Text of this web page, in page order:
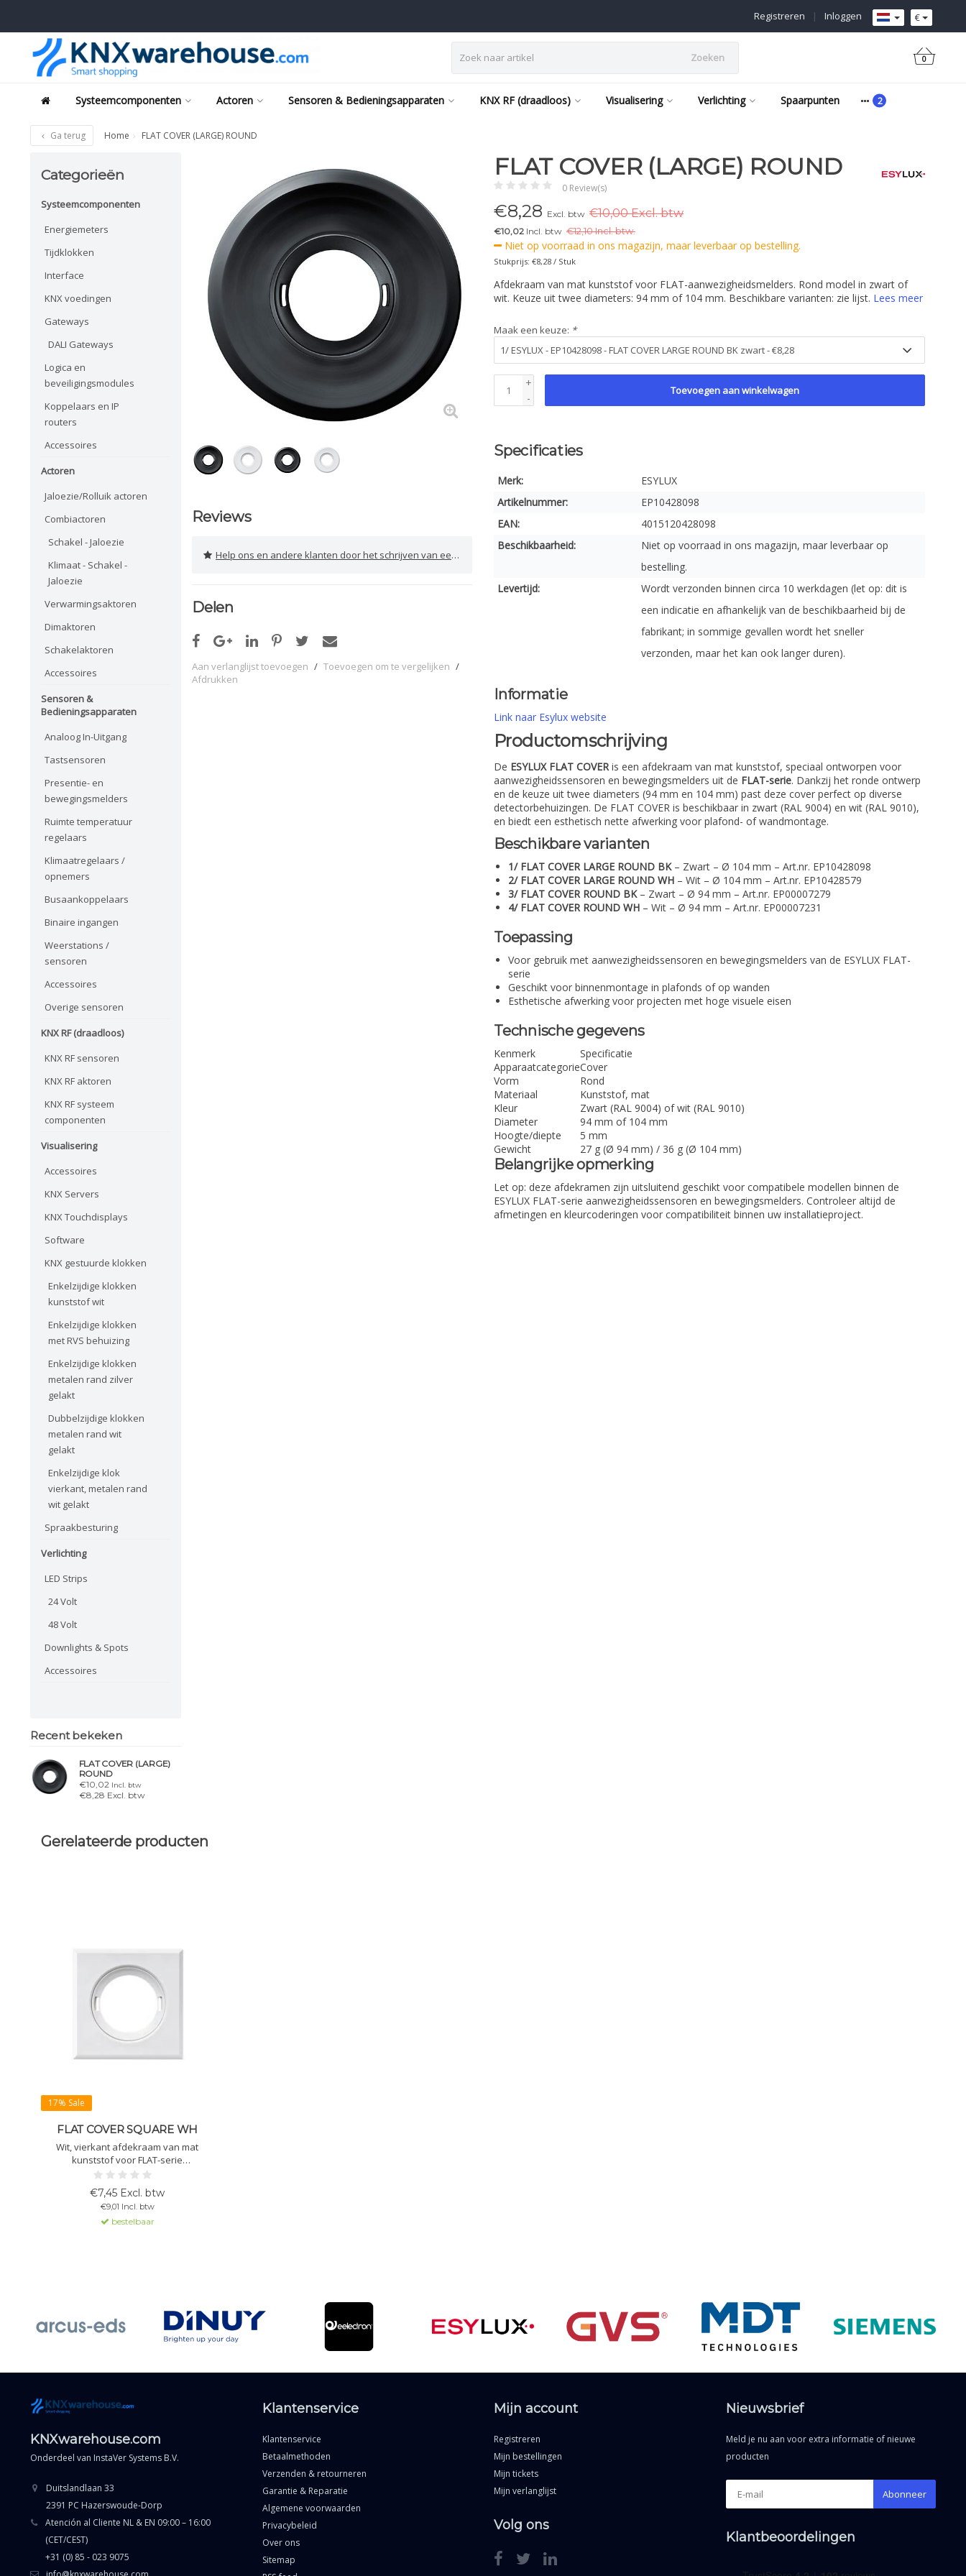
€
Inloggen
|
Registreren
Zoeken 0
Systeemcomponenten Actoren Sensoren & Bedieningsapparaten KNX RF (draadloos) Visualisering Verlichting Spaarpunten
Ga terug Home FLAT COVER (LARGE) ROUND
Categorieën
Systeemcomponenten
Energiemeters
Tijdklokken
Interface
KNX voedingen
Gateways
DALI Gateways
Logica en
beveiligingsmodules
Koppelaars en IP
routers
Accessoires
Actoren
Jaloezie/Rolluik actoren
Combiactoren
Schakel - Jaloezie
Klimaat - Schakel -
Jaloezie
Verwarmingsaktoren
Dimaktoren
Schakelaktoren
Accessoires
Sensoren &
Bedieningsapparaten
Analoog In-Uitgang
Tastsensoren
Presentie- en
bewegingsmelders
Ruimte temperatuur
regelaars
Klimaatregelaars /
opnemers
Busaankoppelaars
Binaire ingangen
Weerstations /
sensoren
Accessoires
Overige sensoren
KNX RF (draadloos)
KNX RF sensoren
KNX RF aktoren
KNX RF systeem
componenten
Visualisering
Accessoires
KNX Servers
KNX Touchdisplays
Software
KNX gestuurde klokken
Enkelzijdige klokken
kunststof wit
Enkelzijdige klokken
met RVS behuizing
Enkelzijdige klokken
metalen rand zilver
gelakt
Dubbelzijdige klokken
metalen rand wit
gelakt
Enkelzijdige klok
vierkant, metalen rand
wit gelakt
Spraakbesturing
Verlichting
LED Strips
24 Volt
48 Volt
Downlights & Spots
Accessoires
Recent bekeken
FLAT COVER (LARGE)
ROUND
€10,02 Incl. btw
€8,28 Excl. btw
Reviews
Help ons en andere klanten door het schrijven van een review
Delen
Aan verlanglijst toevoegen / Toevoegen om te vergelijken /
Afdrukken
FLAT COVER (LARGE) ROUND
0 Review(s)
€8,28 Excl. btw €10,00 Excl. btw
€10,02 Incl. btw €12,10 Incl. btw.
Niet op voorraad in ons magazijn, maar leverbaar op bestelling.
Stukprijs: €8,28 / Stuk
Afdekraam van mat kunststof voor FLAT-aanwezigheidsmelders. Rond model in zwart of
wit. Keuze uit twee diameters: 94 mm of 104 mm. Beschikbare varianten: zie lijst. Lees meer
Maak een keuze: *
+
-
Toevoegen aan winkelwagen
Specificaties
Merk:
ESYLUX
Artikelnummer:
EP10428098
EAN:
4015120428098
Beschikbaarheid:
Niet op voorraad in ons magazijn, maar leverbaar op
bestelling.
Levertijd:
Wordt verzonden binnen circa 10 werkdagen (let op: dit is
een indicatie en afhankelijk van de beschikbaarheid bij de
fabrikant; in sommige gevallen wordt het sneller
verzonden, maar het kan ook langer duren).
Informatie
Link naar Esylux website
Productomschrijving
De ESYLUX FLAT COVERis een afdekraam van mat kunststof, speciaal ontworpen voor
aanwezigheidssensoren en bewegingsmelders uit de FLAT-serie. Dankzij het ronde ontwerp
en de keuze uit twee diameters (94 mm en 104 mm) past deze cover perfect op diverse
detectorbehuizingen. De FLAT COVER is beschikbaar in zwart (RAL 9004) en wit (RAL 9010),
en biedt een esthetisch nette afwerking voor plafond- of wandmontage.
Beschikbare varianten
1/ FLAT COVER LARGE ROUND BK– Zwart – Ø 104 mm – Art.nr. EP10428098
2/ FLAT COVER LARGE ROUND WH – Wit – Ø 104 mm – Art.nr. EP10428579
3/ FLAT COVER ROUND BK– Zwart – Ø 94 mm – Art.nr. EP00007279
4/ FLAT COVER ROUND WH – Wit – Ø 94 mm – Art.nr. EP00007231
Toepassing
Voor gebruik met aanwezigheidssensoren en bewegingsmelders van de ESYLUX FLAT-
serie
Geschikt voor binnenmontage in plafonds of op wanden
Esthetische afwerking voor projecten met hoge visuele eisen
Technische gegevens
Kenmerk
Specificatie
ApparaatcategorieCover
Vorm
Rond
Materiaal
Kunststof, mat
Kleur
Zwart (RAL 9004) of wit (RAL 9010)
Diameter
94 mm of 104 mm
Hoogte/diepte
5 mm
Gewicht
27 g (Ø 94 mm) / 36 g (Ø 104 mm)
Belangrijke opmerking
Let op: deze afdekramen zijn uitsluitend geschikt voor compatibele modellen binnen de
ESYLUX FLAT-serie aanwezigheidssensoren en bewegingsmelders. Controleer altijd de
afmetingen en kleurcoderingen voor compatibiliteit binnen uw installatieproject.
Gerelateerde producten
17% Sale
FLAT COVER SQUARE WH
Wit, vierkant afdekraam van mat
kunststof voor FLAT-serie
aanwezigheidssensoren. Afmetingen:
77 x 77 x 5 mm. Esthetische afwerking
voor plafond- of wandmontage.
€7,45 Excl. btw
€9,01 Incl. btw
bestelbaar
KNXwarehouse.com
Onderdeel van InstaVer Systems B.V.
Duitslandlaan 33
2391 PC Hazerswoude-Dorp
Atención al Cliente NL & EN 09:00 – 16:00
(CET/CEST)
+31 (0) 85 - 023 9075
Klantenservice
Klantenservice
Betaalmethoden
Verzenden & retourneren
Garantie & Reparatie
Algemene voorwaarden
Privacybeleid
Over ons
Sitemap
Mijn account
Registreren
Mijn bestellingen
Mijn tickets
Mijn verlanglijst
Volg ons
Nieuwsbrief
Meld je nu aan voor extra informatie of nieuwe
producten
Abonneer
Klantbeoordelingen